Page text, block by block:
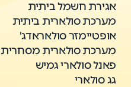
אגירת חשמל ביתית
מערכת סולארית ביתית
אופטיימזר סולאראדג'
מערכת סולארית מסחרית
פאנל סולארי גמיש
גג סולארי